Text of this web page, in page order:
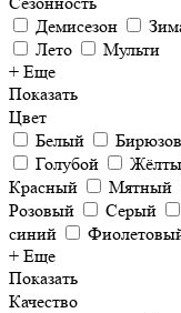
Демисезон
Лето
Мульти
+ Еще
Показать
Цвет
Белый
Голубой
Красный
Мятный
Розовый
Серый
синий
+ Еще
Показать
Качество